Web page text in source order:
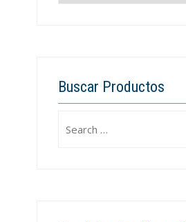
Buscar Productos
for: